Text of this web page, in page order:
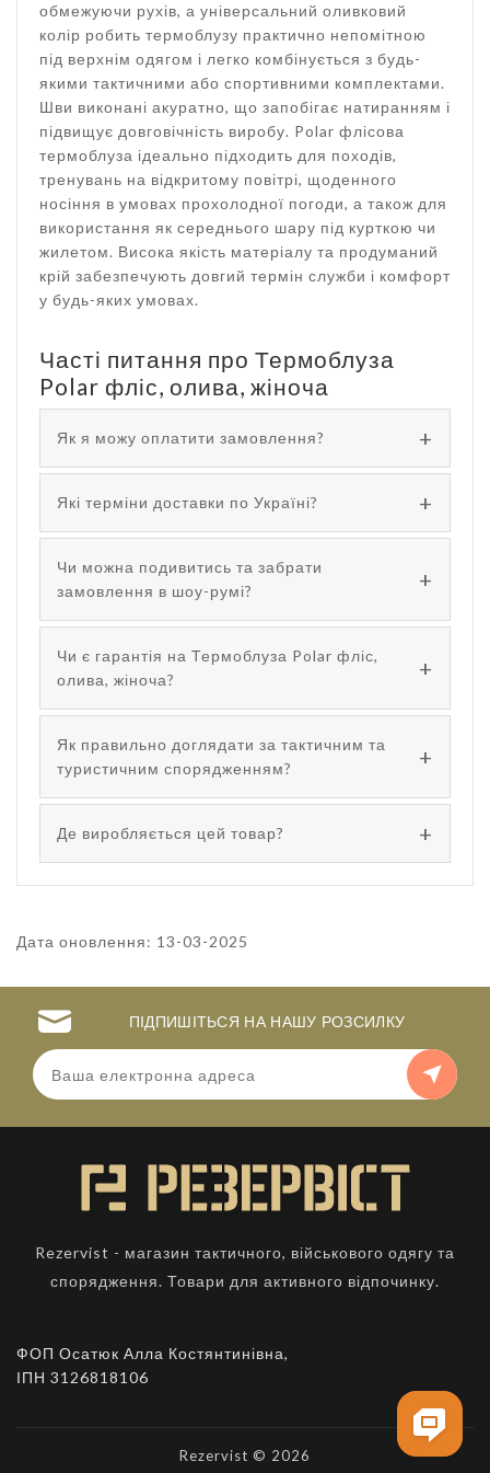
обмежуючи рухів, а універсальний оливковий
колір робить термоблузу практично непомітною
під верхнім одягом і легко комбінується з будь-
якими тактичними або спортивними комплектами.
Шви виконані акуратно, що запобігає натиранням і
підвищує довговічність виробу. Polar флісова
термоблуза ідеально підходить для походів,
тренувань на відкритому повітрі, щоденного
носіння в умовах прохолодної погоди, а також для
використання як середнього шару під курткою чи
жилетом. Висока якість матеріалу та продуманий
крій забезпечують довгий термін служби і комфорт
у будь-яких умовах.
Часті питання про Термоблуза
Polar фліс, олива, жіноча
Як я можу оплатити замовлення?
Які терміни доставки по Україні?
Чи можна подивитись та забрати
замовлення в шоу-румі?
Чи є гарантія на Термоблуза Polar фліс,
олива, жіноча?
Як правильно доглядати за тактичним та
туристичним спорядженням?
Де виробляється цей товар?
Дата оновлення: 13-03-2025
ПІДПИШІТЬСЯ НА НАШУ РОЗСИЛКУ
Rezervist - магазин тактичного, військового одягу та
спорядження. Товари для активного відпочинку.
ФОП Осатюк Алла Костянтинівна,
ІПН 3126818106
Rezervist © 2026